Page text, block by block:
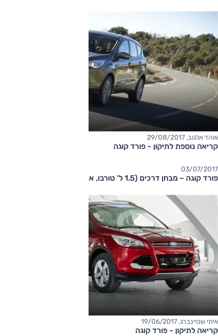
אוהד אלגוב, 29/08/2017
קריאה נוספת לתיקון - פורד קוגה
03/07/2017
פורד קוגה – מבחן דרכים (1.5 ל' טורבו, אוט', מתיחת פנים) (וידאו)
איתי שטיינברג, 19/06/2017
קריאה לתיקון - פורד קוגה